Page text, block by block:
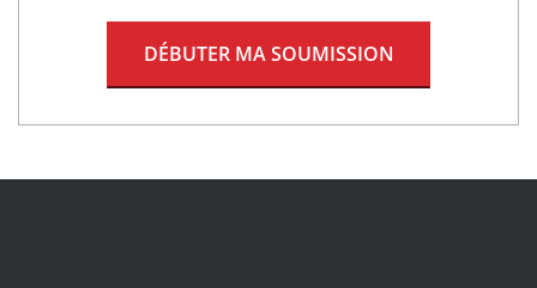
DÉBUTER MA SOUMISSION